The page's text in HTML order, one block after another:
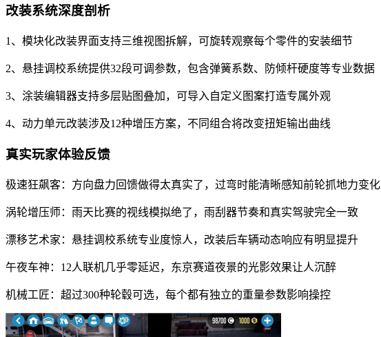
改装系统深度剖析
1、模块化改装界面支持三维视图拆解，可旋转观察每个零件的安装细节
2、悬挂调校系统提供32段可调参数，包含弹簧系数、防倾杆硬度等专业数据
3、涂装编辑器支持多层贴图叠加，可导入自定义图案打造专属外观
4、动力单元改装涉及12种增压方案，不同组合将改变扭矩输出曲线
真实玩家体验反馈
极速狂飙客：方向盘力回馈做得太真实了，过弯时能清晰感知前轮抓地力变化
涡轮增压师：雨天比赛的视线模拟绝了，雨刮器节奏和真实驾驶完全一致
漂移艺术家：悬挂调校系统专业度惊人，改装后车辆动态响应有明显提升
午夜车神：12人联机几乎零延迟，东京赛道夜景的光影效果让人沉醉
机械工匠：超过300种轮毂可选，每个都有独立的重量参数影响操控